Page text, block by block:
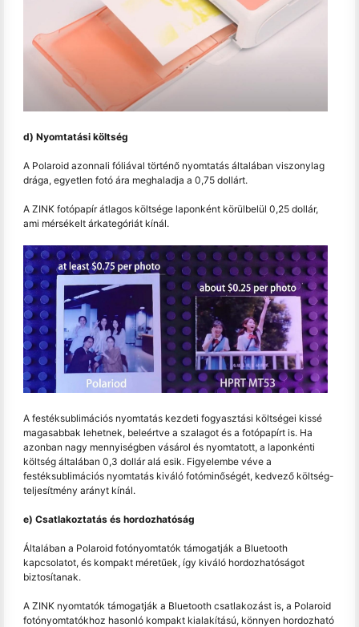
d) Nyomtatási költség
A Polaroid azonnali fóliával történő nyomtatás általában viszonylag
drága, egyetlen fotó ára meghaladja a 0,75 dollárt.
A ZINK fotópapír átlagos költsége laponként körülbelül 0,25 dollár,
ami mérsékelt árkategóriát kínál.
A festéksublimációs nyomtatás kezdeti fogyasztási költségei kissé
magasabbak lehetnek, beleértve a szalagot és a fotópapírt is. Ha
azonban nagy mennyiségben vásárol és nyomtatott, a laponkénti
költség általában 0,3 dollár alá esik. Figyelembe véve a
festéksublimációs nyomtatás kiváló fotóminőségét, kedvező költség-
teljesítmény arányt kínál.
e) Csatlakoztatás és hordozhatóság
Általában a Polaroid fotónyomtatók támogatják a Bluetooth
kapcsolatot, és kompakt méretűek, így kiváló hordozhatóságot
biztosítanak.
A ZINK nyomtatók támogatják a Bluetooth csatlakozást is, a Polaroid
fotónyomtatókhoz hasonló kompakt kialakítású, könnyen hordozható